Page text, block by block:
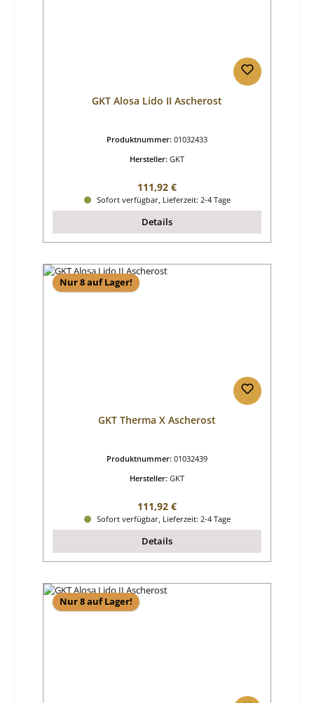
GKT Alosa Lido II Ascherost
Produktnummer: 01032433
Hersteller: GKT
Regulärer Preis:
111,92 €
Sofort verfügbar, Lieferzeit: 2-4 Tage
Details
Nur 8 auf Lager!
GKT Therma X Ascherost
Produktnummer: 01032439
Hersteller: GKT
Regulärer Preis:
111,92 €
Sofort verfügbar, Lieferzeit: 2-4 Tage
Details
Nur 8 auf Lager!